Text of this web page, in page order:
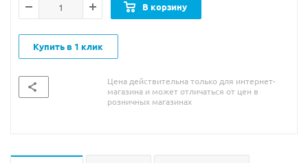
В корзину
Купить в 1 клик
Цена действительна только для интернет-
магазина и может отличаться от цен в
розничных магазинах